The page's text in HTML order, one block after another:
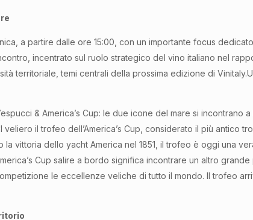
a partire dalle ore 15:00, con un importante focus
incentrato sul ruolo strategico del vino italiano nel
territoriale, temi centrali della prossima edizione di
& America’s Cup: le due icone del mare si
il trofeo dell’America’s Cup, considerato il più antico
vittoria dello yacht America nel 1851, il trofeo è oggi una
Cup salire a bordo significa incontrare un altro
le eccellenze veliche di tutto il mondo. Il trofeo